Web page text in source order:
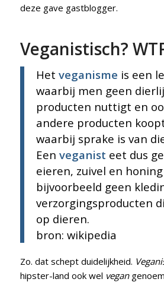
deze gave gastblogger.
Veganistisch?
Het veganisme is een
waarbij men geen
producten nuttigt en
andere producten
waarbij sprake is van
Een veganist eet dus
eieren, zuivel en
bijvoorbeeld geen
verzorgingsproducten
op dieren.
bron: wikipedia
Zo. dat schept duidelijkheid.
hipster-land ook wel vegan